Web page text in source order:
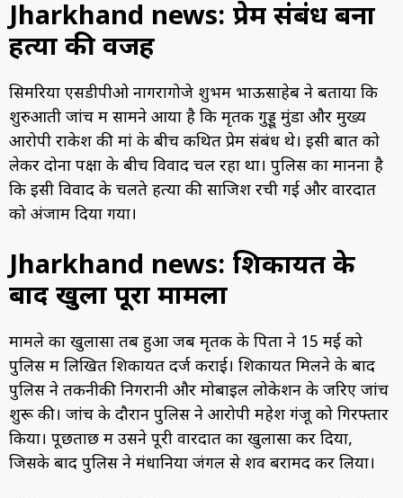
Jharkhand news: प्रेम संबंध बना
हत्या की वजह
सिमरिया एसडीपीओ नागरागोजे शुभम भाऊसाहेब ने बताया कि
शुरुआती जांच में सामने आया है कि मृतक गुड्डू मुंडा और मुख्य
आरोपी राकेश की मां के बीच कथित प्रेम संबंध थे। इसी बात को
लेकर दोनों पक्षों के बीच विवाद चल रहा था। पुलिस का मानना है
कि इसी विवाद के चलते हत्या की साजिश रची गई और वारदात
को अंजाम दिया गया।
Jharkhand news: शिकायत के
बाद खुला पूरा मामला
मामले का खुलासा तब हुआ जब मृतक के पिता ने 15 मई को
पुलिस में लिखित शिकायत दर्ज कराई। शिकायत मिलने के बाद
पुलिस ने तकनीकी निगरानी और मोबाइल लोकेशन के जरिए जांच
शुरू की। जांच के दौरान पुलिस ने आरोपी महेश गंजू को गिरफ्तार
किया। पूछताछ में उसने पूरी वारदात का खुलासा कर दिया,
जिसके बाद पुलिस ने मंधानिया जंगल से शव बरामद कर लिया।